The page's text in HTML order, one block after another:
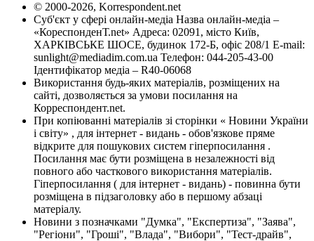
© 2000-2026, Korrespondent.net
Суб'єкт у сфері онлайн-медіа Назва онлайн-медіа –
«КореспонденТ.net» Адреса: 02091, місто Київ,
ХАРКІВСЬКЕ ШОСЕ, будинок 172-Б, офіс 208/1 E-mail:
sunlight@mediadim.com.ua Телефон: 044-205-43-00
Ідентифікатор медіа – R40-06068
Використання будь-яких матеріалів, розміщених на
сайті, дозволяється за умови посилання на
Корреспондент.net.
При копіюванні матеріалів зі сторінки « Новини України
і світу» , для інтернет - видань - обов'язкове пряме
відкрите для пошукових систем гіперпосилання .
Посилання має бути розміщена в незалежності від
повного або часткового використання матеріалів.
Гіперпосилання ( для інтернет - видань) - повинна бути
розміщена в підзаголовку або в першому абзаці
матеріалу.
Новини з позначками "Думка", "Експертиза", "Заява",
"Регіони", "Гроші", "Влада", "Вибори", "Тест-драйв",